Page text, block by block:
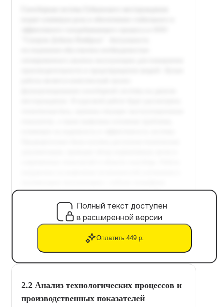
Полный текст доступен
в расширенной версии
Оплатить 449 р.
2.2 Анализ технологических процессов и
производственных показателей